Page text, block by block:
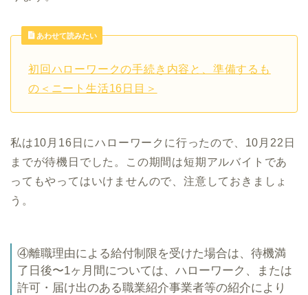
あわせて読みたい
初回ハローワークの手続き内容と、準備するも
の＜ニート生活16日目＞
私は10月16日にハローワークに行ったので、10月22日
までが待機日でした。この期間は短期アルバイトであ
ってもやってはいけませんので、注意しておきましょ
う。
④離職理由による給付制限を受けた場合は、待機満
了日後〜1ヶ月間については、ハローワーク、または
許可・届け出のある職業紹介事業者等の紹介により